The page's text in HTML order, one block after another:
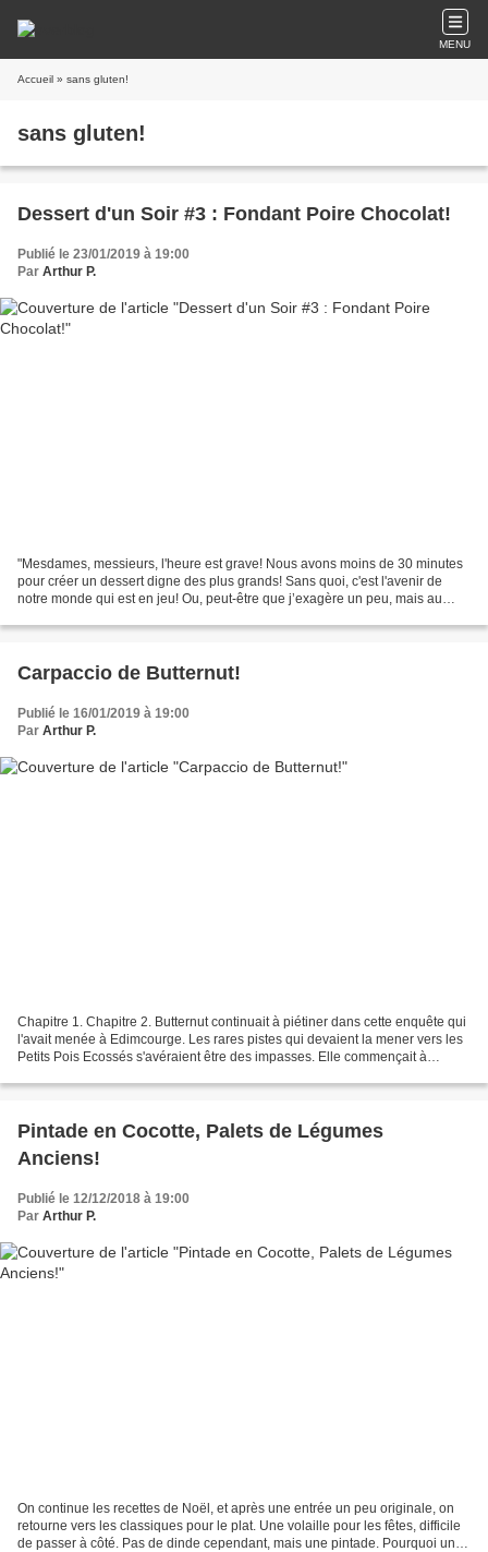
MENU
Accueil » sans gluten!
sans gluten!
Dessert d'un Soir #3 : Fondant Poire Chocolat!
Publié le 23/01/2019 à 19:00
Par Arthur P.
"Mesdames, messieurs, l'heure est grave! Nous avons moins de 30 minutes
pour créer un dessert digne des plus grands! Sans quoi, c'est l'avenir de
notre monde qui est en jeu! Ou, peut-être que j’exagère un peu, mais au
Carpaccio de Butternut!
Publié le 16/01/2019 à 19:00
Par Arthur P.
Chapitre 1. Chapitre 2. Butternut continuait à piétiner dans cette enquête qui
l'avait menée à Edimcourge. Les rares pistes qui devaient la mener vers les
Petits Pois Ecossés s'avéraient être des impasses. Elle commençait à
Pintade en Cocotte, Palets de Légumes
Anciens!
Publié le 12/12/2018 à 19:00
Par Arthur P.
On continue les recettes de Noël, et après une entrée un peu originale, on
retourne vers les classiques pour le plat. Une volaille pour les fêtes, difficile
de passer à côté. Pas de dinde cependant, mais une pintade. Pourquoi une